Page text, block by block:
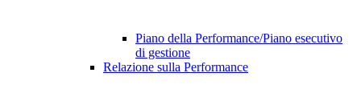
Piano della Performance/Piano esecutivo
di gestione
Relazione sulla Performance